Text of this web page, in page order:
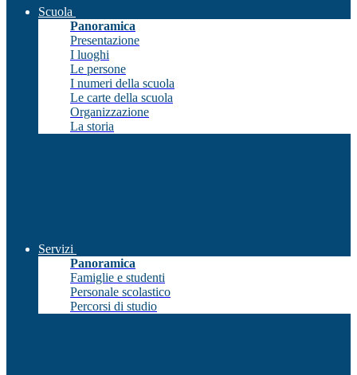
Scuola
Panoramica
Presentazione
I luoghi
Le persone
I numeri della scuola
Le carte della scuola
Organizzazione
La storia
Servizi
Panoramica
Famiglie e studenti
Personale scolastico
Percorsi di studio